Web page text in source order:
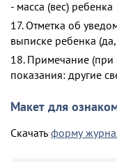
- масса (вес) ребенка
17. Отметка об
выписке ребенка (да,
18. Примечание (при
показания: другие
Макет для
Скачать форму